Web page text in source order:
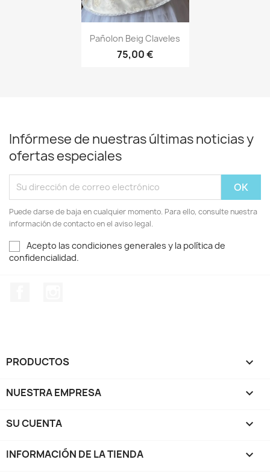
Vista rápida
Pañolon Beig Claveles
75,00 €
Infórmese de nuestras últimas noticias y
ofertas especiales
Puede darse de baja en cualquier momento. Para ello, consulte nuestra
información de contacto en el aviso legal.
Acepto las condiciones generales y la política de
confidencialidad.
PRODUCTOS 
NUESTRA EMPRESA 
SU CUENTA 
INFORMACIÓN DE LA TIENDA keyboard_arrow_down